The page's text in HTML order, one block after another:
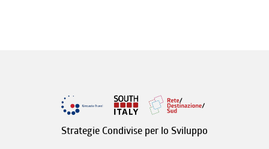
Strategie Condivise per lo Sviluppo